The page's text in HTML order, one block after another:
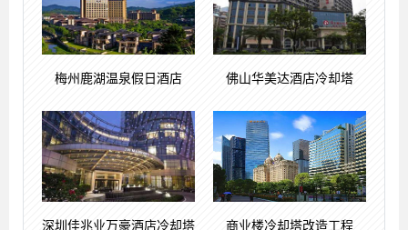
梅州鹿湖温泉假日酒店 佛山华美达酒店冷却塔
深圳佳兆业万豪酒店冷却塔 商业楼冷却塔改造工程